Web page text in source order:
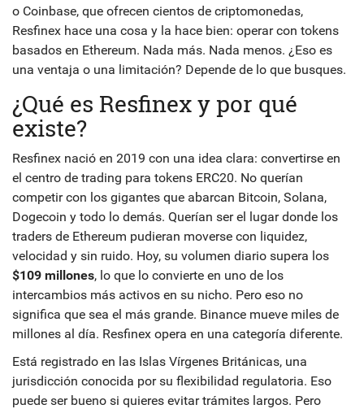
o Coinbase, que ofrecen cientos de criptomonedas,
Resfinex hace una cosa y la hace bien: operar con tokens
basados en Ethereum. Nada más. Nada menos. ¿Eso es
una ventaja o una limitación? Depende de lo que busques.
¿Qué es Resfinex y por qué
existe?
Resfinex nació en 2019 con una idea clara: convertirse en
el centro de trading para tokens ERC20. No querían
competir con los gigantes que abarcan Bitcoin, Solana,
Dogecoin y todo lo demás. Querían ser el lugar donde los
traders de Ethereum pudieran moverse con liquidez,
velocidad y sin ruido. Hoy, su volumen diario supera los
$109 millones, lo que lo convierte en uno de los
intercambios más activos en su nicho. Pero eso no
significa que sea el más grande. Binance mueve miles de
millones al día. Resfinex opera en una categoría diferente.
Está registrado en las Islas Vírgenes Británicas, una
jurisdicción conocida por su flexibilidad regulatoria. Eso
puede ser bueno si quieres evitar trámites largos. Pero